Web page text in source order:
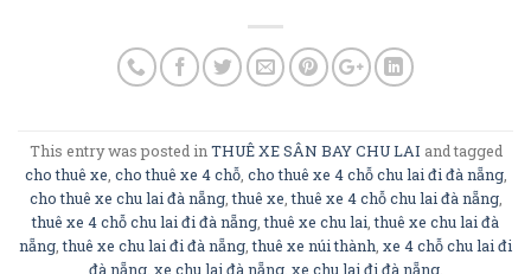
This entry was posted inTHUÊ XE SÂN BAY CHU LAI and tagged
cho thuê xe, cho thuê xe 4 chỗ, cho thuê xe 4 chỗ chu lai đi đà nẵng,
cho thuê xe chu lai đà nẵng,thuê xe,thuê xe 4 chỗ chu lai đà nẵng,
thuê xe 4 chỗ chu lai đi đà nẵng,thuê xe chu lai,thuê xe chu lai đà
nẵng,thuê xe chu lai đi đà nẵng,thuê xe núi thành, xe 4 chỗ chu lai đi
đà nẵng, xe chu lai đà nẵng, xe chu lai đi đà nẵng.